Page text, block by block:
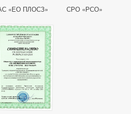
«ЕО ПЛОСЗ» СРО «РСО»